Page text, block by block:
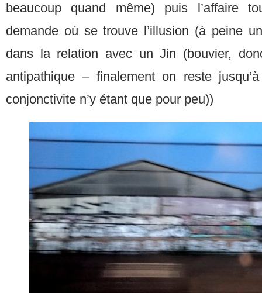
beaucoup quand même) puis l’affaire
demande où se trouve l’illusion (à peine
dans la relation avec un Jin (bouvier,
antipathique – finalement on reste
conjonctivite n’y étant que pour peu))